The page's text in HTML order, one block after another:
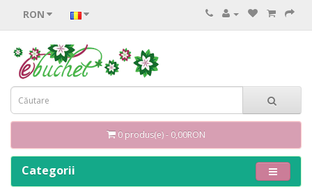
RON
0 produs(e) - 0,00RON
Categorii